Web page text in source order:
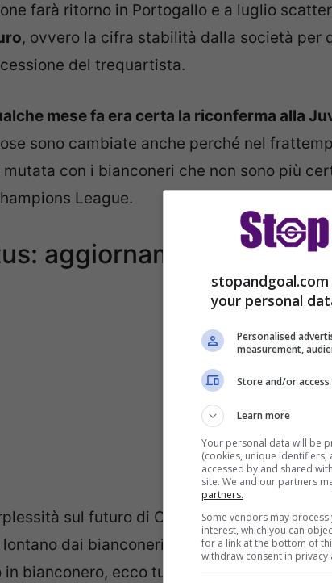
farà ritorno in Portogallo e a luglio
, ovvero la cifra stabilità dalla società per
cessione del trequartista.
mese fa era certa la riconferma alla
sono cambiate anche perché nel
con i bianconeri che non sono più
League.
aggiornamenti sul
sul futuro di Conceicao alla
dai bianconeri. Le ultime partite di
in bianconero, ecco tutti i dettagli conle
your personal
Personalised
measurement,
Store and/or
Learn more
Your personal data will be
(cookies, unique
accessed by and shared
site. We and our partners
partners.
Some vendors may
interest, which you can
for a link at the bottom of
withdraw consent in privacy